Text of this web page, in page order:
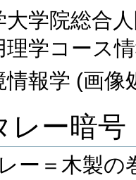
大学院総合
理学コース
情報学 (画
レー暗号
ー＝木製の